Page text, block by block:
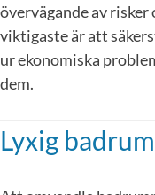
övervägande av
viktigaste är att
ur ekonomiska
dem.
Lyxig